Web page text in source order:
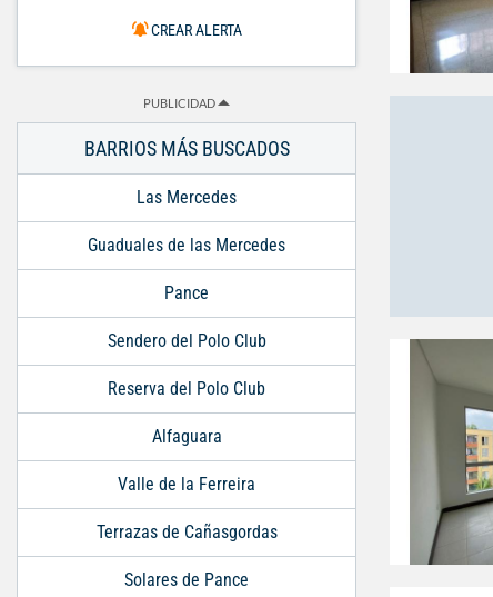
CREAR ALERTA
PUBLICIDAD
BARRIOS MÁS BUSCADOS
Las Mercedes
Guaduales de las Mercedes
Pance
Sendero del Polo Club
Reserva del Polo Club
Alfaguara
Valle de la Ferreira
Terrazas de Cañasgordas
Solares de Pance